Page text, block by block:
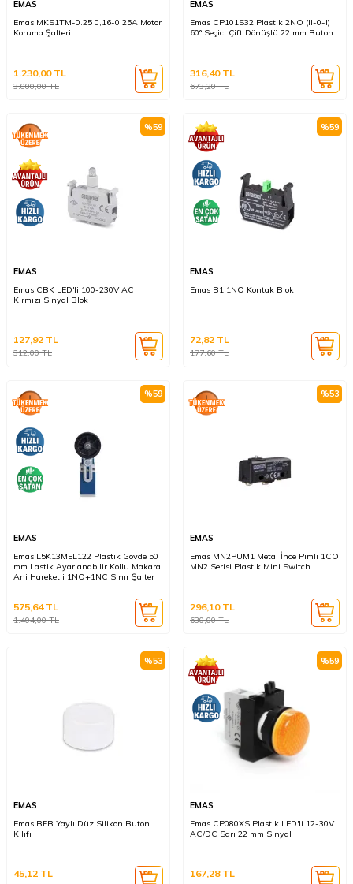
EMAS
Emas MKS1TM-0.25 0,16-0,25A Motor
Koruma Şalteri
3.000,00TL
1.230,00TL
EMAS
Emas CP101S32 Plastik 2NO (II-0-I)
60° Seçici Çift Dönüşlü 22 mm Buton
673,20TL
316,40TL
%59
EMAS
Emas CBK LED'li 100-230V AC
Kırmızı Sinyal Blok
312,00TL
127,92 TL
%59
EMAS
Emas B1 1NO Kontak Blok
177,60TL
72,82 TL
%59
EMAS
Emas L5K13MEL122 Plastik Gövde 50
mm Lastik Ayarlanabilir Kollu Makara
Ani Hareketli 1NO+1NC Sınır Şalter
1.404,00TL
575,64TL
%53
EMAS
Emas MN2PUM1 Metal İnce Pimli 1CO
MN2 Serisi Plastik Mini Switch
630,00TL
296,10TL
%53
EMAS
Emas BEB Yaylı Düz Silikon Buton
Kılıfı
45,12 TL
%59
EMAS
Emas CP080XS Plastik LED'li 12-30V
AC/DC Sarı 22 mm Sinyal
167,28TL